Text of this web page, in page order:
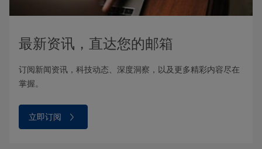
最新资讯，直达您的邮箱
订阅新闻资讯，科技动态、深度洞察，以及更多精彩内容尽在
掌握。
立即订阅